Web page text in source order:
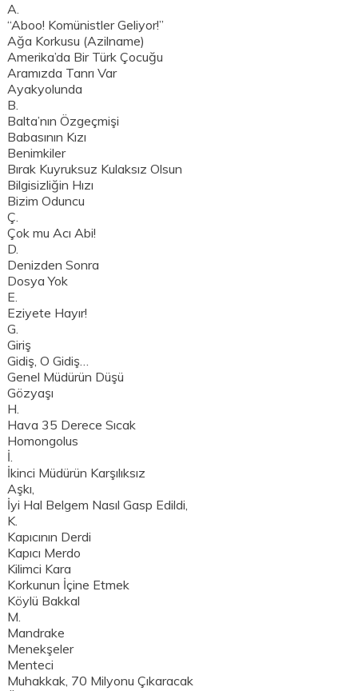
A.
“Aboo! Komünistler Geliyor!”
Ağa Korkusu (Azilname)
Amerika’da Bir Türk Çocuğu
Aramızda Tanrı Var
Ayakyolunda
B.
Balta’nın Özgeçmişi
Babasının Kızı
Benimkiler
Bırak Kuyruksuz Kulaksız Olsun
Bilgisizliğin Hızı
Bizim Oduncu
Ç.
Çok mu Acı Abi!
D.
Denizden Sonra
Dosya Yok
E.
Eziyete Hayır!
G.
Giriş
Gidiş, O Gidiş…
Genel Müdürün Düşü
Gözyaşı
H.
Hava 35 Derece Sıcak
Homongolus
İ.
İkinci Müdürün Karşılıksız
Aşkı,
İyi Hal Belgem Nasıl Gasp Edildi,
K.
Kapıcının Derdi
Kapıcı Merdo
Kilimci Kara
Korkunun İçine Etmek
Köylü Bakkal
M.
Mandrake
Menekşeler
Menteci
Muhakkak, 70 Milyonu Çıkaracak